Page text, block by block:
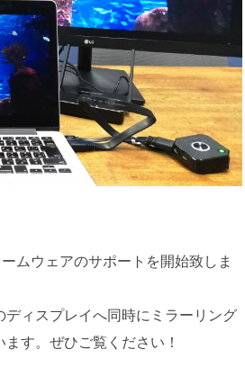
ムウェアのサポートを開始致しま
ィスプレイへ同時にミラーリング
す。ぜひご覧ください！